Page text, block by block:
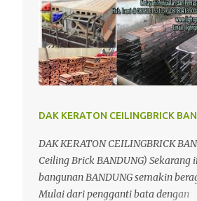
ringan/panel serta untuk atap
lagi menggunakan kayu sebagai
kuda melainkan menggunakan
DAK KERATON CEILINGBRICK
DAK KERATON CEILINGBRICK
Ceiling Brick BANDUNG) Sekarang
bangunan BANDUNG semakin
Mulai dari pengganti bata dengan